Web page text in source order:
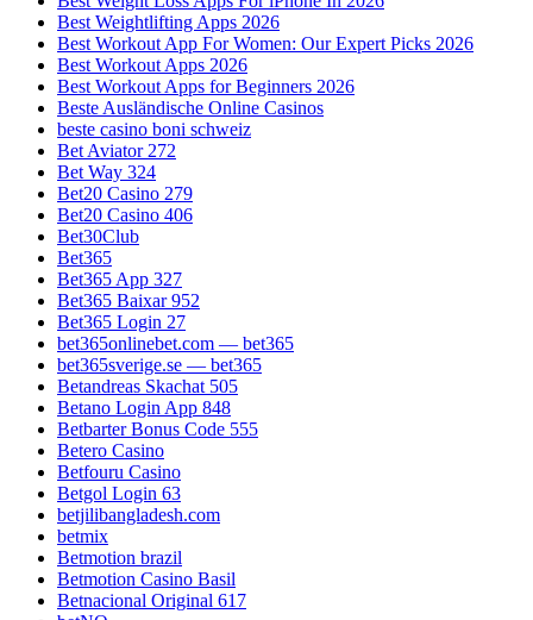
Best Weightlifting Apps 2026
Best Workout App For Women: Our Expert Picks 2026
Best Workout Apps 2026
Best Workout Apps for Beginners 2026
Beste Ausländische Online Casinos
beste casino boni schweiz
Bet Aviator 272
Bet Way 324
Bet20 Casino 279
Bet20 Casino 406
Bet30Club
Bet365
Bet365 App 327
Bet365 Baixar 952
Bet365 Login 27
bet365onlinebet.com — bet365
bet365sverige.se — bet365
Betandreas Skachat 505
Betano Login App 848
Betbarter Bonus Code 555
Betero Casino
Betfouru Casino
Betgol Login 63
betjilibangladesh.com
betmix
Betmotion brazil
Betmotion Casino Basil
Betnacional Original 617